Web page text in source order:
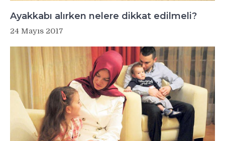
Ayakkabı alırken nelere dikkat edilmeli?
24 Mayıs 2017